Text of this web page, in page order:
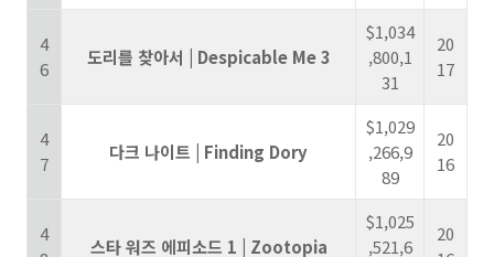
4
6
도리를 찾아서 | Despicable Me 3
$1,034
,800,1
31
20
17
4
7
다크 나이트 | Finding Dory
$1,029
,266,9
89
20
16
4
스타 워즈 에피소드 1 | Zootopia
$1,025
,521,6
20